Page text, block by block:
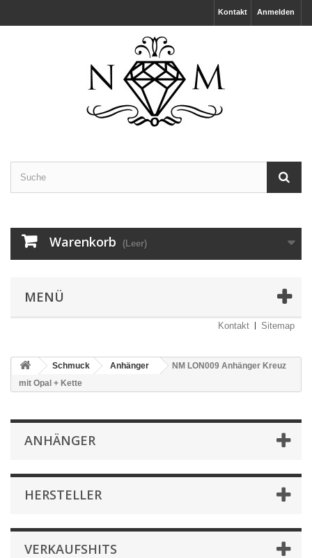
Anmelden
Kontakt
Warenkorb (Leer)
MENÜ
Kontakt Sitemap
Schmuck Anhänger
NM LON009 Anhänger Kreuz
mit Opal + Kette
ANHÄNGER
HERSTELLER
VERKAUFSHITS